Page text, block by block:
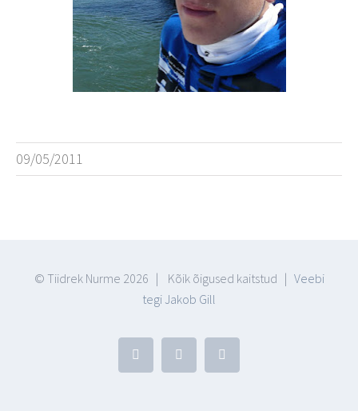
09/05/2011
© Tiidrek Nurme 2026 | Kõik õigused kaitstud | Veebi
tegi Jakob Gill
FacebookYouTubeBlogger